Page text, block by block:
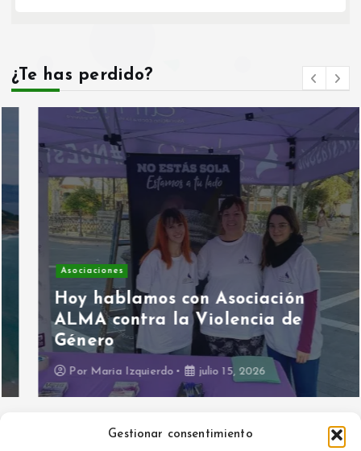
Gestionar consentimiento
¿Te has perdido?
Asociaciones
Hoy hablamos con Asociación
ALMA contra la Violencia de
Género
PorMaria Izquierdo julio 15, 2026